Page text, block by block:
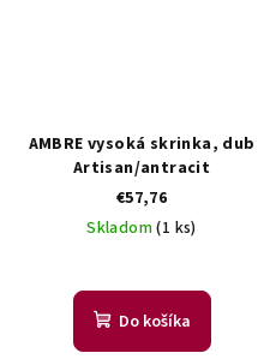
AMBRE vysoká skrinka, dub
Artisan/antracit
€57,76
Skladom(1 ks)
Do košíka